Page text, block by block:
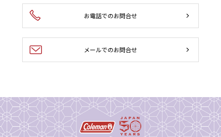
お電話でのお問合せ
メールでのお問合せ